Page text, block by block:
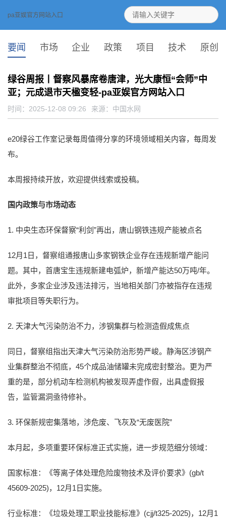
pa亚娱官方网站入口
要闻 市场 企业 政策 项目 技术 原创
绿谷周报丨督察风暴席卷唐津，光大康恒“会师”中
亚；元成退市天楹变轻-pa亚娱官方网站入口
时间：2025-12-08 09:26 来源： 中国水网
e20绿谷工作室记录每周值得分享的环境领域相关内容，每周发
布。
本周报持续开放，欢迎提供线索或投稿。
国内政策与市场动态
1. 中央生态环保督察“利剑”再出，唐山钢铁违规产能被点名
12月1日，督察组通报唐山多家钢铁企业存在违规新增产能问
题。其中，首唐宝生违规新建电弧炉，新增产能达50万吨/年。
此外，多家企业涉及违法排污，当地相关部门亦被指存在违规
审批项目等失职行为。
2. 天津大气污染防治不力，涉钢集群与检测造假成焦点
同日，督察组指出天津大气污染防治形势严峻。静海区涉钢产
业集群整治不彻底，45个成品油储罐未完成密封整治。更为严
重的是，部分机动车检测机构被发现弄虚作假，出具虚假报
告，监管漏洞亟待修补。
3. 环保新规密集落地，涉危废、飞灰及“无废医院”
本月起，多项重要环保标准正式实施，进一步规范细分领域：
国家标准：《等离子体处理危险废物技术及评价要求》(gb/t
45609-2025)，12月1日实施。
行业标准：《垃圾处理工职业技能标准》(cjj/t325-2025)，12月1